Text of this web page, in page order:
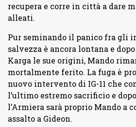
recupera e corre in città a dare
alleati.
Pur seminando il panico fra gli
salvezza è ancora lontana e
Karga le sue origini, Mando
mortalmente ferito. La fuga è
nuovo intervento di IG-11 che
l’ultimo estremo sacrificio e
l’Armiera sarà proprio Mando a
assalto a Gideon.